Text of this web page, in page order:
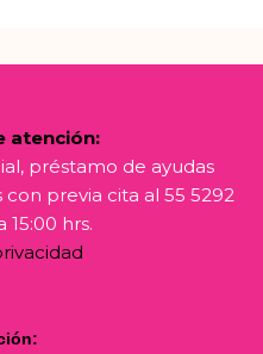
atención:
préstamo de ayudas
previa cita al 55 5292
15:00 hrs.